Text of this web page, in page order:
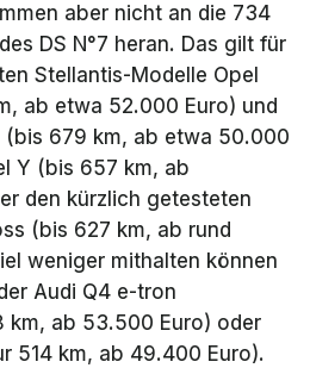
aber nicht an die 734
DS N°7 heran. Das gilt für
Stellantis-Modelle Opel
ab etwa 52.000 Euro) und
(bis 679 km, ab etwa 50.000
Y (bis 657 km, ab
den kürzlich getesteten
(bis 627 km, ab rund
weniger mithalten können
Audi Q4 e-tron
km, ab 53.500 Euro) oder
514 km, ab 49.400 Euro).